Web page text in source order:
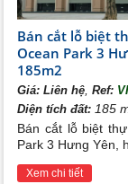
Bán cắt lỗ biệt
Ocean Park 3
185m2
Giá:Liên hệ,Ref:
Diện tích đất: 185
Bán cắt lỗ biệt
Park 3 Hưng Yên,
Xem chi tiết